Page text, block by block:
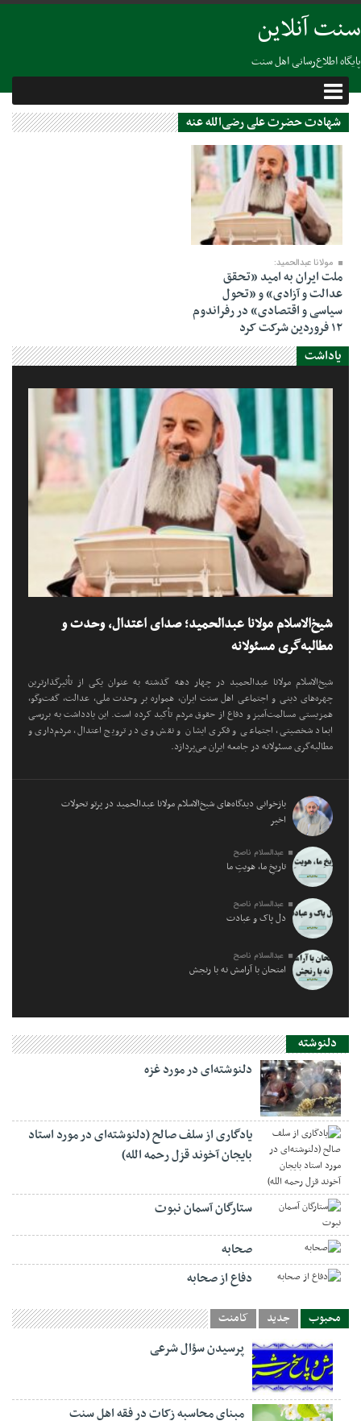
سنت آنلاین
پایگاه اطلاع‌رسانی اهل سنت
شهادت حضرت علی رضی‌الله عنه
30 مارس 2024
مولانا عبدالحمید:
ملت ایران به امید «تحقق
عدالت و آزادی» و «تحول
سیاسی و اقتصادی» در رفراندوم
۱۲ فروردین شرکت کرد
یاداشت
شیخ‌الاسلام مولانا عبدالحمید؛ صدای اعتدال، وحدت و
مطالبه‌گری مسئولانه
شیخ‌الاسلام مولانا عبدالحمید در چهار دهه گذشته به عنوان یکی از تأثیرگذارترین
چهره‌های دینی و اجتماعی اهل سنت ایران، همواره بر وحدت ملی، عدالت، گفت‌وگو،
همزیستی مسالمت‌آمیز و دفاع از حقوق مردم تأکید کرده است. این یادداشت به بررسی
ابعاد شخصیتی، اجتماعی و فکری ایشان و نقش وی در ترویج اعتدال، مردم‌داری و
مطالبه‌گری مسئولانه در جامعه ایران می‌پردازد.
بازخوانی دیدگاه‌های شیخ‌الاسلام مولانا عبدالحمید در پرتو تحولات
اخیر
عبدالسلام ناصح
تاریخِ ما، هویتِ ما
عبدالسلام ناصح
دل پاک و عبادت
عبدالسلام ناصح
امتحان با آرامش نه با رنجش
دلنوشته
دلنوشته‌ای در مورد غزه
یادگاری از سلف صالح (دلنوشته‌ای در مورد استاد
بایجان آخوند قزل رحمه الله)
ستارگان آسمان نبوت
صحابه
دفاع از صحابه
محبوب جدید کامنت
پرسیدن سؤال شرعی
مبنای محاسبه زکات در فقه اهل سنت